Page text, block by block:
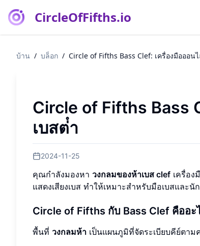
CircleOfFifths.io
บ้าน / บล็อก / Circle of Fifths Bass Clef: เครื่องมือออ
Circle of Fifths Bass
เบสต่ํา
2024-11-25
คุณกําลังมองหา วงกลมของห้าเบส clef เครื่อง
แสดงเสียงเบส ทําให้เหมาะสําหรับมือเบสและ
Circle of Fifths กับ Bass Clef คืออะ
พื้นที่ วงกลมห้า เป็นแผนภูมิที่จัดระเบียบคีย์ตา